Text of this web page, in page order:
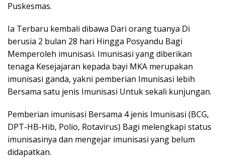
Puskesmas.
Ia Terbaru kembali dibawa Dari orang tuanya Di
berusia 2 bulan 28 hari Hingga Posyandu Bagi
Memperoleh imunisasi. Imunisasi yang diberikan
tenaga Kesejajaran kepada bayi MKA merupakan
imunisasi ganda, yakni pemberian Imunisasi lebih
Bersama satu jenis Imunisasi Untuk sekali kunjungan.
Pemberian imunisasi Bersama 4 jenis Imunisasi (BCG,
DPT-HB-Hib, Polio, Rotavirus) Bagi melengkapi status
imunisasinya dan mengejar imunisasi yang belum
didapatkan.